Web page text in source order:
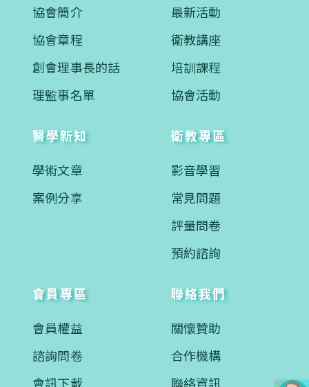
協會簡介
協會章程
創會理事長的話
理監事名單
最新活動
衛教講座
培訓課程
協會活動
醫學新知
學術文章
案例分享
衛教專區
影音學習
常見問題
評量問卷
預約諮詢
會員專區
會員權益
諮詢問卷
會訊下載
聯絡我們
關懷贊助
合作機構
聯絡資訊